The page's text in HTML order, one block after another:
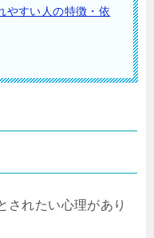
やすい人の特徴・依
されたい心理があり